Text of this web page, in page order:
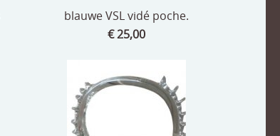
blauwe VSL vidé poche.
€ 25,00